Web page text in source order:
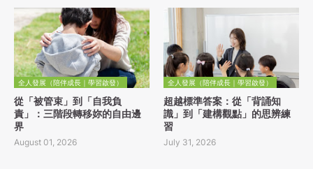
全人發展（陪伴成長｜學習啟發）
從「被管束」到「自我負
責」：三階段轉移妳的自由邊
界
August 01, 2026
全人發展（陪伴成長｜學習啟發）
超越標準答案：從「背誦知
識」到「建構觀點」的思辨練
習
July 31, 2026